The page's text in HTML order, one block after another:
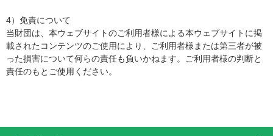
4）免責について
当財団は、本ウェブサイトのご利用者様による本ウェブサイトに掲
載されたコンテンツのご使用により、ご利用者様または第三者が被
った損害について何らの責任も負いかねます。ご利用者様の判断と
責任のもとご使用ください。